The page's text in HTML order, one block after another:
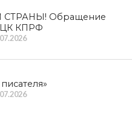
Обращение
ЦК КПРФ